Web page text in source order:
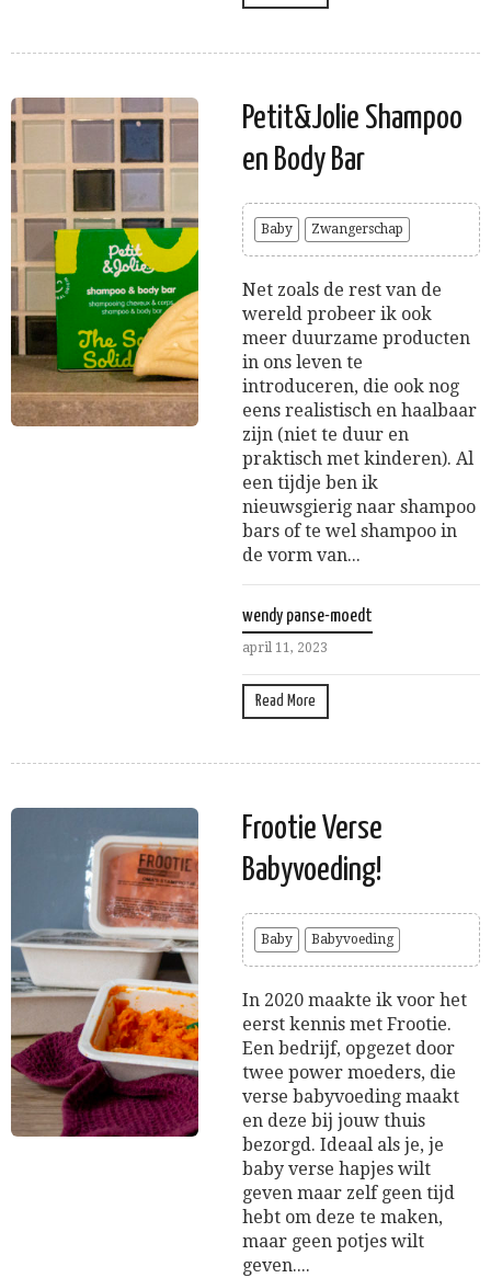
Petit&Jolie Shampoo
en Body Bar
Baby Zwangerschap
Net zoals de rest van de
wereld probeer ik ook
meer duurzame producten
in ons leven te
introduceren, die ook nog
eens realistisch en haalbaar
zijn (niet te duur en
praktisch met kinderen). Al
een tijdje ben ik
nieuwsgierig naar shampoo
bars of te wel shampoo in
de vorm van...
wendy panse-moedt
april 11, 2023
Read More
Frootie Verse
Babyvoeding!
Baby Babyvoeding
In 2020 maakte ik voor het
eerst kennis met Frootie.
Een bedrijf, opgezet door
twee power moeders, die
verse babyvoeding maakt
en deze bij jouw thuis
bezorgd. Ideaal als je, je
baby verse hapjes wilt
geven maar zelf geen tijd
hebt om deze te maken,
maar geen potjes wilt
geven....